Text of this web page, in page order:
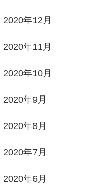
2020年12月
2020年11月
2020年10月
2020年9月
2020年8月
2020年7月
2020年6月